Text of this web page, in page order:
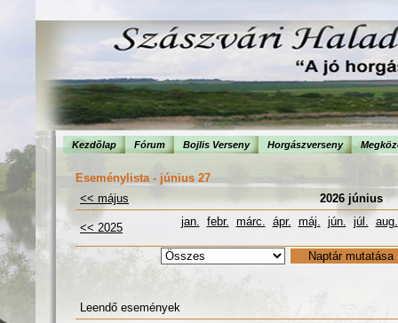
Kezdõlap Fórum Bojlis Verseny Horgászverseny
Eseménylista - június 27
<< május
2026 június
<< 2025 jan. febr. márc. ápr. máj. jún. júl. aug.
Leendő események